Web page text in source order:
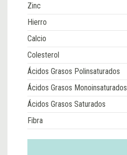
Zinc
Hierro
Calcio
Colesterol
Ácidos Grasos Polinsaturados
Ácidos Grasos Monoinsaturados
Ácidos Grasos Saturados
Fibra